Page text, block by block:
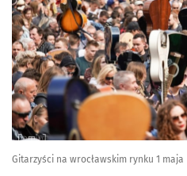
Gitarzyści na wrocławskim rynku 1 maja